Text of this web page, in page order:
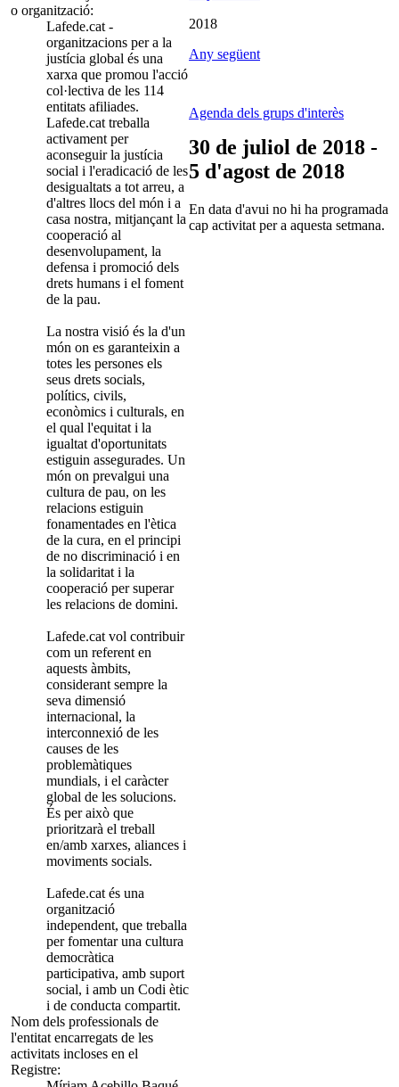
o organització:
Lafede.cat -
organitzacions per a la
justícia global és una
xarxa que promou l'acció
col·lectiva de les 114
entitats afiliades.
Lafede.cat treballa
activament per
aconseguir la justícia
social i l'eradicació de les
desigualtats a tot arreu, a
d'altres llocs del món i a
casa nostra, mitjançant la
cooperació al
desenvolupament, la
defensa i promoció dels
drets humans i el foment
de la pau.
La nostra visió és la d'un
món on es garanteixin a
totes les persones els
seus drets socials,
polítics, civils,
econòmics i culturals, en
el qual l'equitat i la
igualtat d'oportunitats
estiguin assegurades. Un
món on prevalgui una
cultura de pau, on les
relacions estiguin
fonamentades en l'ètica
de la cura, en el principi
de no discriminació i en
la solidaritat i la
cooperació per superar
les relacions de domini.
Lafede.cat vol contribuir
com un referent en
aquests àmbits,
considerant sempre la
seva dimensió
internacional, la
interconnexió de les
causes de les
problemàtiques
mundials, i el caràcter
global de les solucions.
És per això que
prioritzarà el treball
en/amb xarxes, aliances i
moviments socials.
Lafede.cat és una
organització
independent, que treballa
per fomentar una cultura
democràtica
participativa, amb suport
social, i amb un Codi ètic
i de conducta compartit.
Nom dels professionals de
l'entitat encarregats de les
activitats incloses en el
Registre:
2018
Any següent
Agenda dels grups d'interès
30 de juliol de 2018 -
5 d'agost de 2018
En data d'avui no hi ha programada
cap activitat per a aquesta setmana.